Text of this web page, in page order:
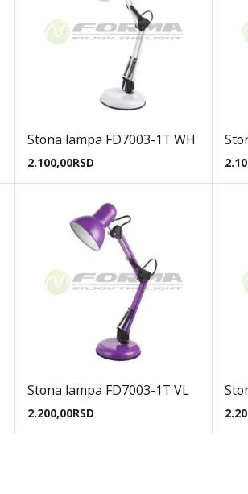
Stona lampa FD7003-1T WH
2.100,00RSD
Stona lampa FD7003-1T VL
2.200,00RSD